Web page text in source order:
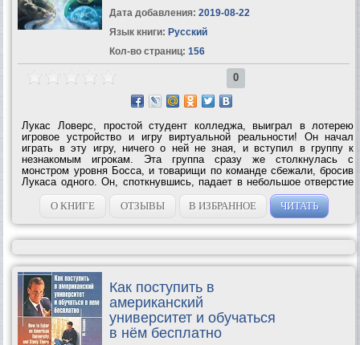
Дата добавления: 2019-08-22
Язык книги: Русский
Кол-во страниц: 156
0
Лукас Ловерс, простой студент колледжа, выиграл в лотерею
игровое устройство и игру виртуальной реальности! Он начал
играть в эту игру, ничего о ней не зная, и вступил в группу к
незнакомым игрокам. Эта группа сразу же столкнулась с
монстром уровня Босса, и товарищи по команде сбежали, бросив
Лукаса одного. Он, споткнувшись, падает в небольшое отверстие
и спасается от Босса, однако, умудряется застрять в этой
пещере! Да еще и не...
О КНИГЕ ОТЗЫВЫ В ИЗБРАННОЕ ЧИТАТЬ
Как поступить в
американский
университет и обучаться
в нём бесплатно